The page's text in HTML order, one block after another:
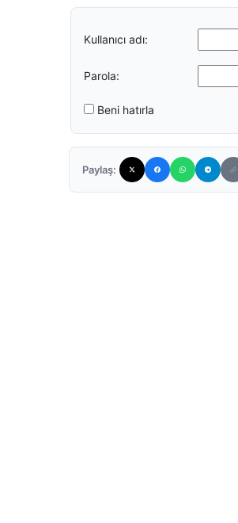
Kullanıcı adı:
Parola:
Beni hatırla
Paylaş: